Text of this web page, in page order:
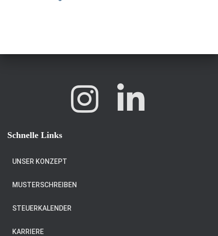
Schnelle Links
UNSER KONZEPT
MUSTERSCHREIBEN
STEUERKALENDER
KARRIERE